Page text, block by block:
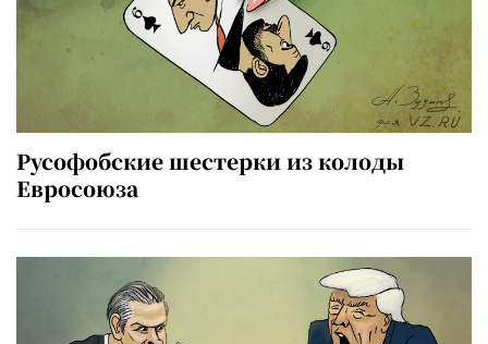
Русофобские шестерки из колоды
Евросоюза